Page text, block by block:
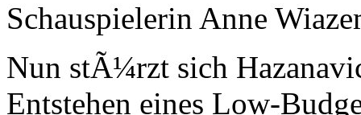
Schauspielerin Anne
Nun stÃ¼rzt sich
Entstehen eines Low-